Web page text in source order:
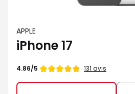
APPLE
iPhone 17
Note
4.86/5 131 avis